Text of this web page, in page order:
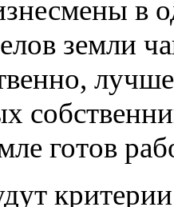
в
земли
готов